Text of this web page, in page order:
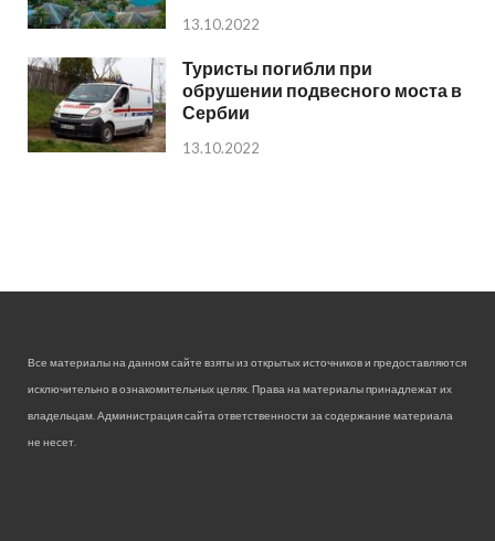
13.10.2022
Туристы погибли при
обрушении подвесного моста в
Сербии
13.10.2022
Все материалы на данном сайте взяты из открытых источников и предоставляются
исключительно в ознакомительных целях. Права на материалы принадлежат их
владельцам. Администрация сайта ответственности за содержание материала
не несет.